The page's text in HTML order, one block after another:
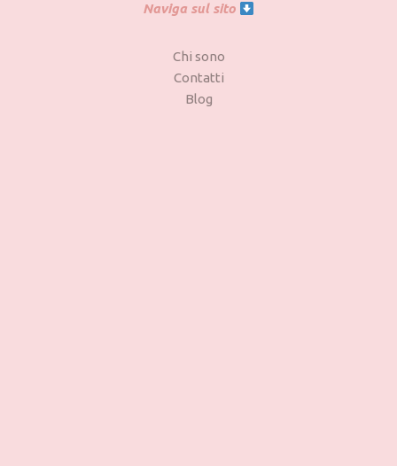
Naviga sul sito
Chi sono
Contatti
Blog